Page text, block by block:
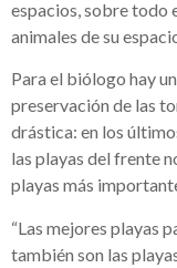
espacios, sobre todo
animales de su
Para el biólogo hay
preservación de las
drástica: en los
las playas del frente
playas más
“Las mejores playas
también son las